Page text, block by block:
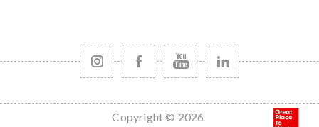
Copyright © 2026